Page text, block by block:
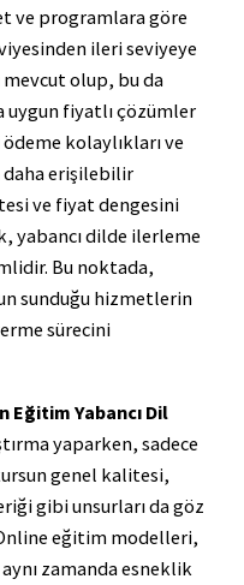
ve programlara göre
ileri seviyeye
olup, bu da
fiyatlı çözümler
kolaylıkları ve
erişilebilir
ve fiyat dengesini
yabancı dilde ilerleme
Bu noktada,
sunduğu hizmetlerin
sürecini
Eğitim Yabancı Dil
yaparken, sadece
genel kalitesi,
gibi unsurları da göz
eğitim modelleri,
zamanda esneklik